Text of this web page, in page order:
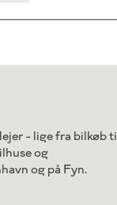
- lige fra bilkøb til
og
og på Fyn.